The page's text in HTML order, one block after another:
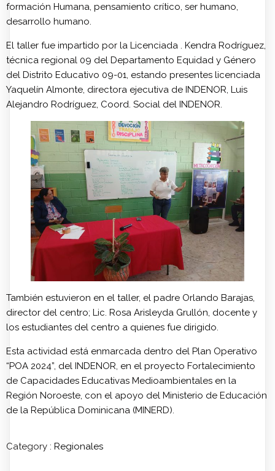
formación Humana, pensamiento crítico, ser humano,
desarrollo humano.
El taller fue impartido por la Licenciada . Kendra Rodríguez,
técnica regional 09 del Departamento Equidad y Género
del Distrito Educativo 09-01, estando presentes licenciada
Yaquelín Almonte, directora ejecutiva de INDENOR, Luis
Alejandro Rodríguez, Coord. Social del INDENOR.
También estuvieron en el taller, el padre Orlando Barajas,
director del centro; Lic. Rosa Arisleyda Grullón, docente y
los estudiantes del centro a quienes fue dirigido.
Esta actividad está enmarcada dentro del Plan Operativo
“POA 2024”, del INDENOR, en el proyecto Fortalecimiento
de Capacidades Educativas Medioambientales en la
Región Noroeste, con el apoyo del Ministerio de Educación
de la República Dominicana (MINERD).
Category : Regionales